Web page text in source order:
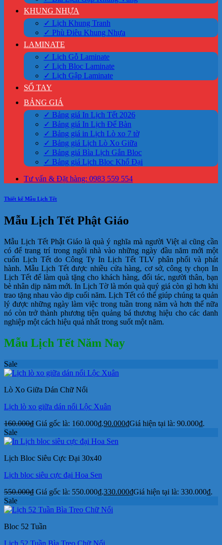
KHUNG NHỰA
✓ Lịch Khung Tranh
✓ Phù Điêu Khung Nhựa
LAMINATE
✓ Lịch Gỗ Laminate
✓ Lịch Bloc Laminate
✓ Lịch Gập Laminate
SỔ TAY
BẢNG GIÁ
✓ Bảng giá In Lịch Tết 2026
✓ Bảng giá In Lịch Để Bàn
✓ Bảng giá in Lịch Lò xo 7 tờ
✓ Bảng giá Lịch Lò Xo Giữa
✓ Bảng giá Bìa Lịch Gắn Bloc
✓ Bảng giá Lịch Bloc Khổ Đại
Tư vấn & Đặt hàng: 0983 559 554
Thiết kế Mẫu Lịch Tết
Mẫu Lịch Tết Phật Giáo
Mẫu Lịch Tết Phật Giáo là quà ý nghĩa mà người Việt ai cũng cần
có để trang trí trong ngôi nhà vào những ngày đầu năm mới một
cuốn Lịch Tết do Công Ty In Lịch Tết TLV phân phối và phát
hành. Mẫu Lịch Tết được nhiều cửa hàng, cơ sở, công ty chọn In
Lịch Tết để làm quà tặng cho khách hàng, đối tác, người thân, bạn
bè nhân dịp năm mới. In Lịch Tờ là món quà quý giá còn gì hơn khi
trao tặng nhau vào dịp cuối năm. Lịch Tết có thể giúp chúng ta quản
lý được những ngày làm việc trong tuần trong năm và hơn thế nữa
nó còn trở thành phương tiện quảng bá thương hiệu cho các danh
nghiệp một cách hiệu quả nhất trong suốt một năm.
Mẫu Lịch Tết Năm Nay
Sale
Lò Xo Giữa Dán Chữ Nổi
Lịch lò xo giữa dán nổi Lộc Xuân
160.000₫ Giá gốc là: 160.000₫.90.000₫Giá hiện tại là: 90.000₫.
Sale
Lịch Bloc Siêu Cực Đại 30x40
Lịch bloc siêu cực đại Hoa Sen
550.000₫ Giá gốc là: 550.000₫.330.000₫Giá hiện tại là: 330.000₫.
Sale
Bloc 52 Tuần
Lịch 52 Tuần Bìa Treo Chữ Nổi